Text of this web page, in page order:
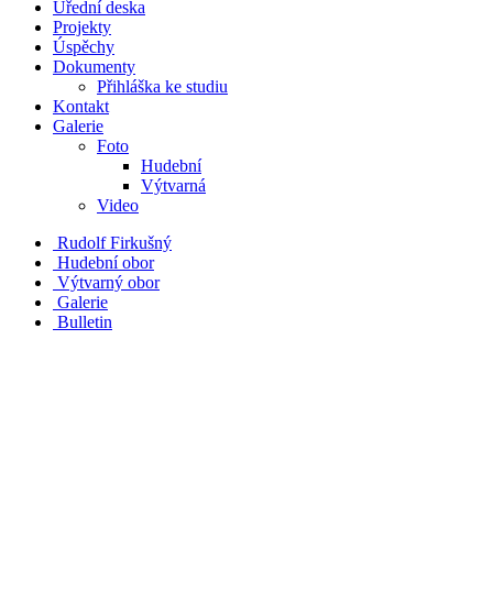
Úřední deska
Projekty
Úspěchy
Dokumenty
Přihláška ke studiu
Kontakt
Galerie
Foto
Hudební
Výtvarná
Video
Rudolf Firkušný
Hudební obor
Výtvarný obor
Galerie
Bulletin